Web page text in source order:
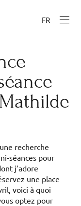
FR
recherche
séances pour
j’adore
une place
voici à quoi
optez pour